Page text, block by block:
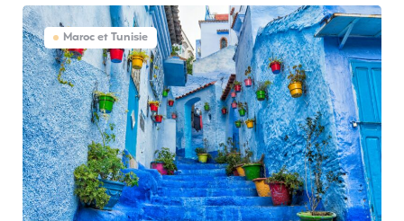
Maroc et Tunisie